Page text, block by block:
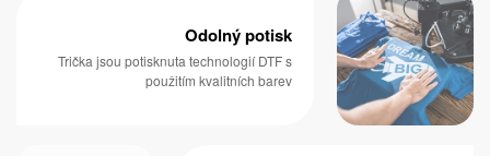
Odolný potisk
Trička jsou potisknuta technologií DTF s
použitím kvalitních barev